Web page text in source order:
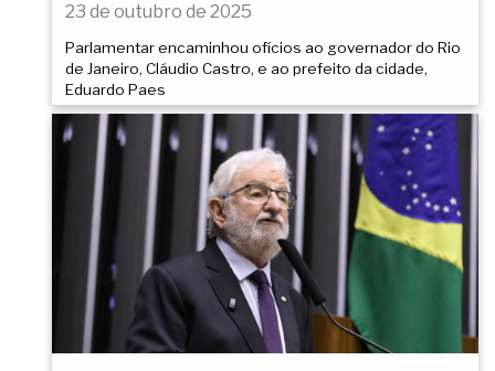
23 de outubro de 2025
Parlamentar encaminhou ofícios ao governador do Rio
de Janeiro, Cláudio Castro, e ao prefeito da cidade,
Eduardo Paes